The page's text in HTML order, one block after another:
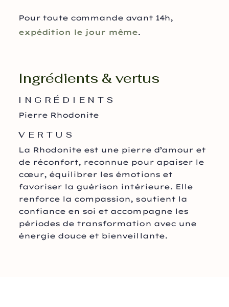
Rhodonite
Pour toute commande avant 14h,
expédition le jour même.
Ingrédients & vertus
INGRÉDIENTS
Pierre Rhodonite
VERTUS
La Rhodonite est une pierre d’amour et
de réconfort, reconnue pour apaiser le
cœur, équilibrer les émotions et
favoriser la guérison intérieure. Elle
renforce la compassion, soutient la
confiance en soi et accompagne les
périodes de transformation avec une
énergie douce et bienveillante.